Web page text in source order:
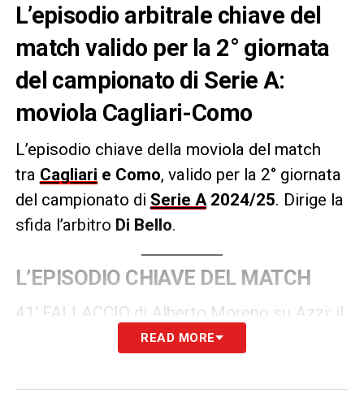
L’episodio arbitrale chiave del
match valido per la 2° giornata
del campionato di Serie A:
moviola Cagliari-Como
L’episodio chiave della moviola del match
tra Cagliari e Como, valido per la 2° giornata
del campionato di Serie A2024/25. Dirige la
sfida l’arbitro Di Bello.
L’EPISODIO CHIAVE DEL MATCH
41′ FALLACCIO di Alberto Moreno su Azzi: il
37 del Cagliari sguscia sulla fascia e viene
Immediato il cartellino giallo di Di Bello per il
READ MORE